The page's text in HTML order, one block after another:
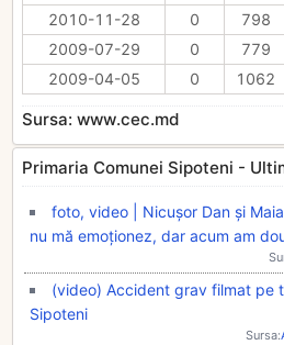
2010-11-28
0
798
2009-07-29
0
779
2009-04-05
0 1062
Sursa: www.cec.md
Primaria Comunei Sipoteni -
foto, video | Nicușor Dan și
nu mă emoționez, dar acum am
(video) Accident grav filmat pe
Sipoteni
Sursa: